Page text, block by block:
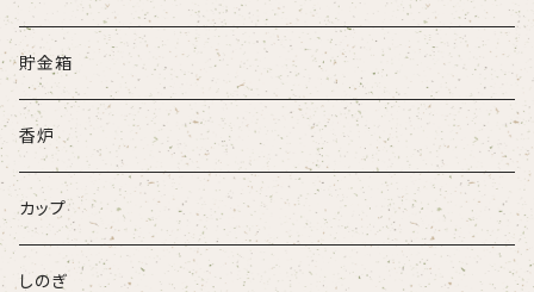
牛
ネコ
ウサギ
パンダ
貯金箱
香炉
カップ
しのぎ